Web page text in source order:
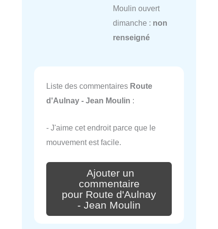
Moulin ouvert
dimanche : non
renseigné
Liste des commentaires Route
d'Aulnay - Jean Moulin :
- J'aime cet endroit parce que le
mouvement est facile.
Ajouter un
commentaire
pour Route d'Aulnay
- Jean Moulin